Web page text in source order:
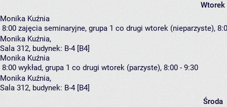
Wtorek
Monika Kuźnia
8:00 zajęcia seminaryjne, grupa 1 co drugi wtorek (nieparzyste),
Monika Kuźnia,
Sala 312, budynek: B-4 [B4]
Monika Kuźnia
8:00 wykład, grupa 1 co drugi wtorek (parzyste), 8:00 - 9:30
Monika Kuźnia,
Sala 312, budynek: B-4 [B4]
Środa